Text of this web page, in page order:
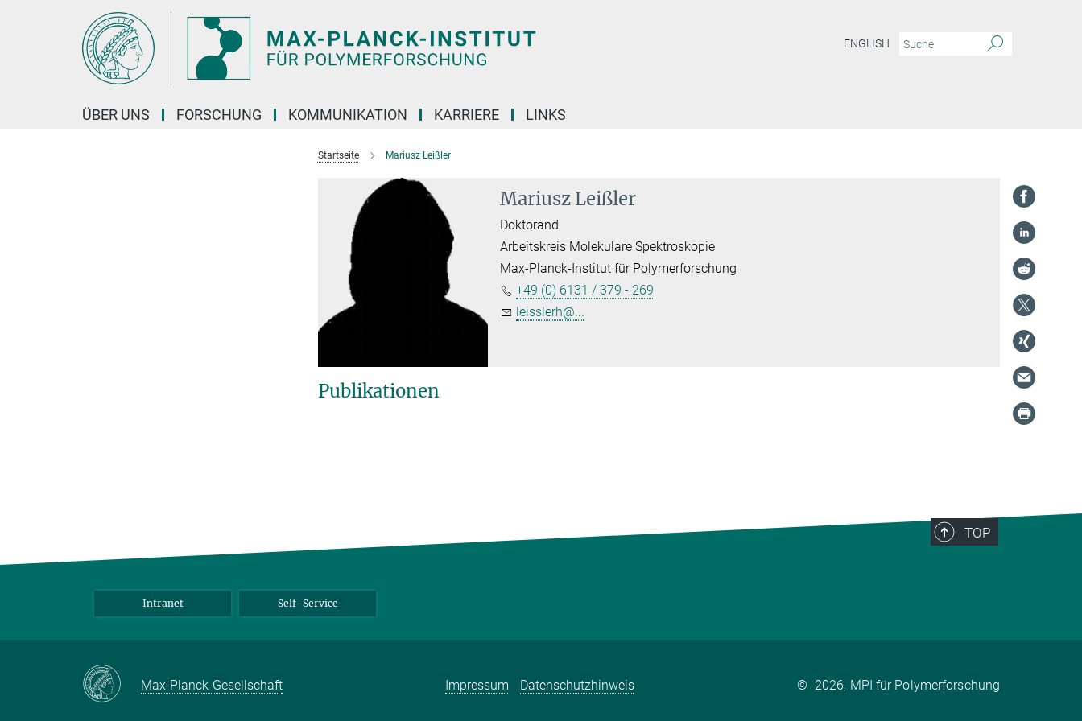
ENGLISH
ÜBER UNS FORSCHUNG KOMMUNIKATION KARRIERE LINKS
Startseite Mariusz Leißler
Mariusz Leißler
Doktorand
Arbeitskreis Molekulare Spektroskopie
Max-Planck-Institut für Polymerforschung
+49 (0) 6131 / 379 - 269
leisslerh@...
Publikationen
TOP
Intranet Self-Service
Max-Planck-Gesellschaft Impressum Datenschutzhinweis © 2026, MPI für Polymerforschung